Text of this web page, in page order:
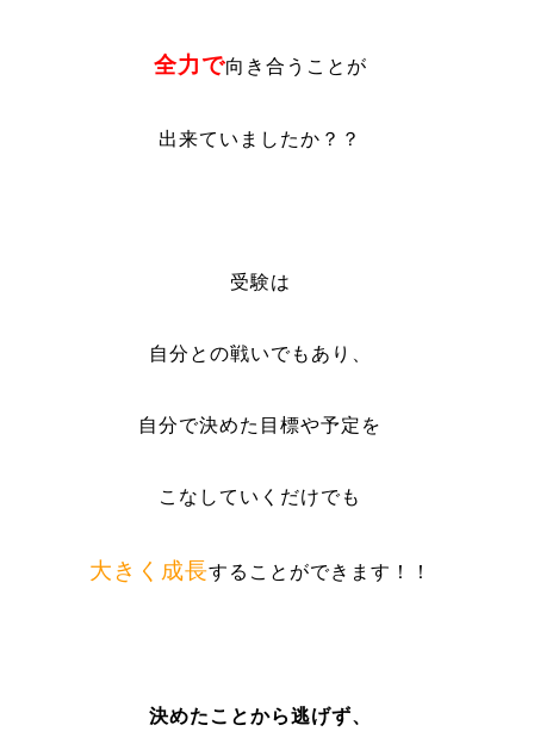
全力で向き合うことが
出来ていましたか？？
受験は
自分との戦いでもあり、
自分で決めた目標や予定を
こなしていくだけでも
大きく成長することができます！！
決めたことから逃げず、